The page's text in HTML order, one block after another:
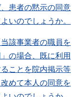
患者の黙示の同意
いのでしょうか。
該事業者の職員を
の場合、既に利用
ことを院内掲示等
めて本人の同意を